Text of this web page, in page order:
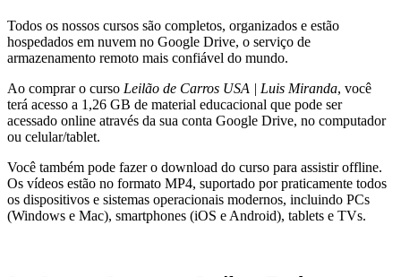
Todos os nossos cursos são completos, organizados e estão
hospedados em nuvem no Google Drive, o serviço de
armazenamento remoto mais confiável do mundo.
Ao comprar o curso Leilão de Carros USA | Luis Miranda, você
terá acesso a 1,26 GB de material educacional que pode ser
acessado online através da sua conta Google Drive, no computador
ou celular/tablet.
Você também pode fazer o download do curso para assistir offline.
Os vídeos estão no formato MP4, suportado por praticamente todos
os dispositivos e sistemas operacionais modernos, incluindo PCs
(Windows e Mac), smartphones (iOS e Android), tablets e TVs.